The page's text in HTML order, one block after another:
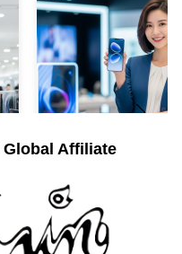
Global Affiliate